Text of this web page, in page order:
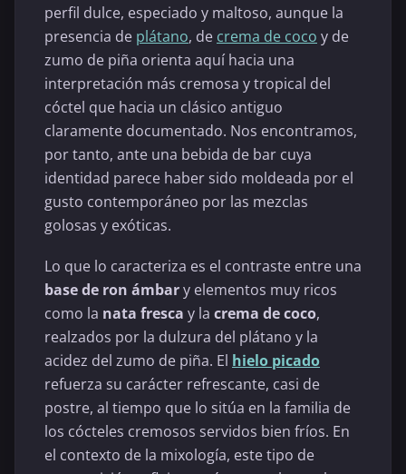
perfil dulce, especiado y maltoso, aunque la
presencia de plátano, de crema de coco y de
zumo de piña orienta aquí hacia una
interpretación más cremosa y tropical del
cóctel que hacia un clásico antiguo
claramente documentado. Nos encontramos,
por tanto, ante una bebida de bar cuya
identidad parece haber sido moldeada por el
gusto contemporáneo por las mezclas
golosas y exóticas.
Lo que lo caracteriza es el contraste entre una
base de ron ámbary elementos muy ricos
como la nata fresca y la crema de coco,
realzados por la dulzura del plátano y la
acidez del zumo de piña. El hielo picado
refuerza su carácter refrescante, casi de
postre, al tiempo que lo sitúa en la familia de
los cócteles cremosos servidos bien fríos. En
el contexto de la mixología, este tipo de